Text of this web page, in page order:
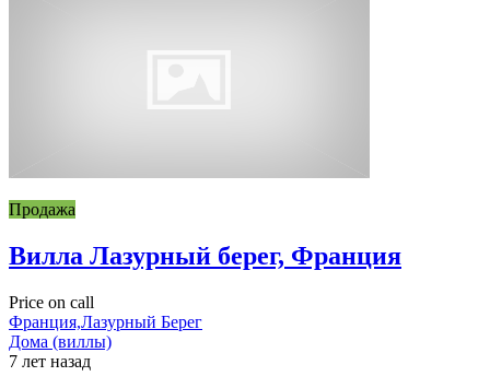
Продажа
Вилла Лазурный берег, Франция
Price on call
Франция,Лазурный Берег
Дома (виллы)
7 лет назад